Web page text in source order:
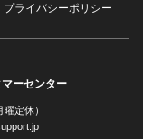
プライバシーポリシー
ーセンター
定休）